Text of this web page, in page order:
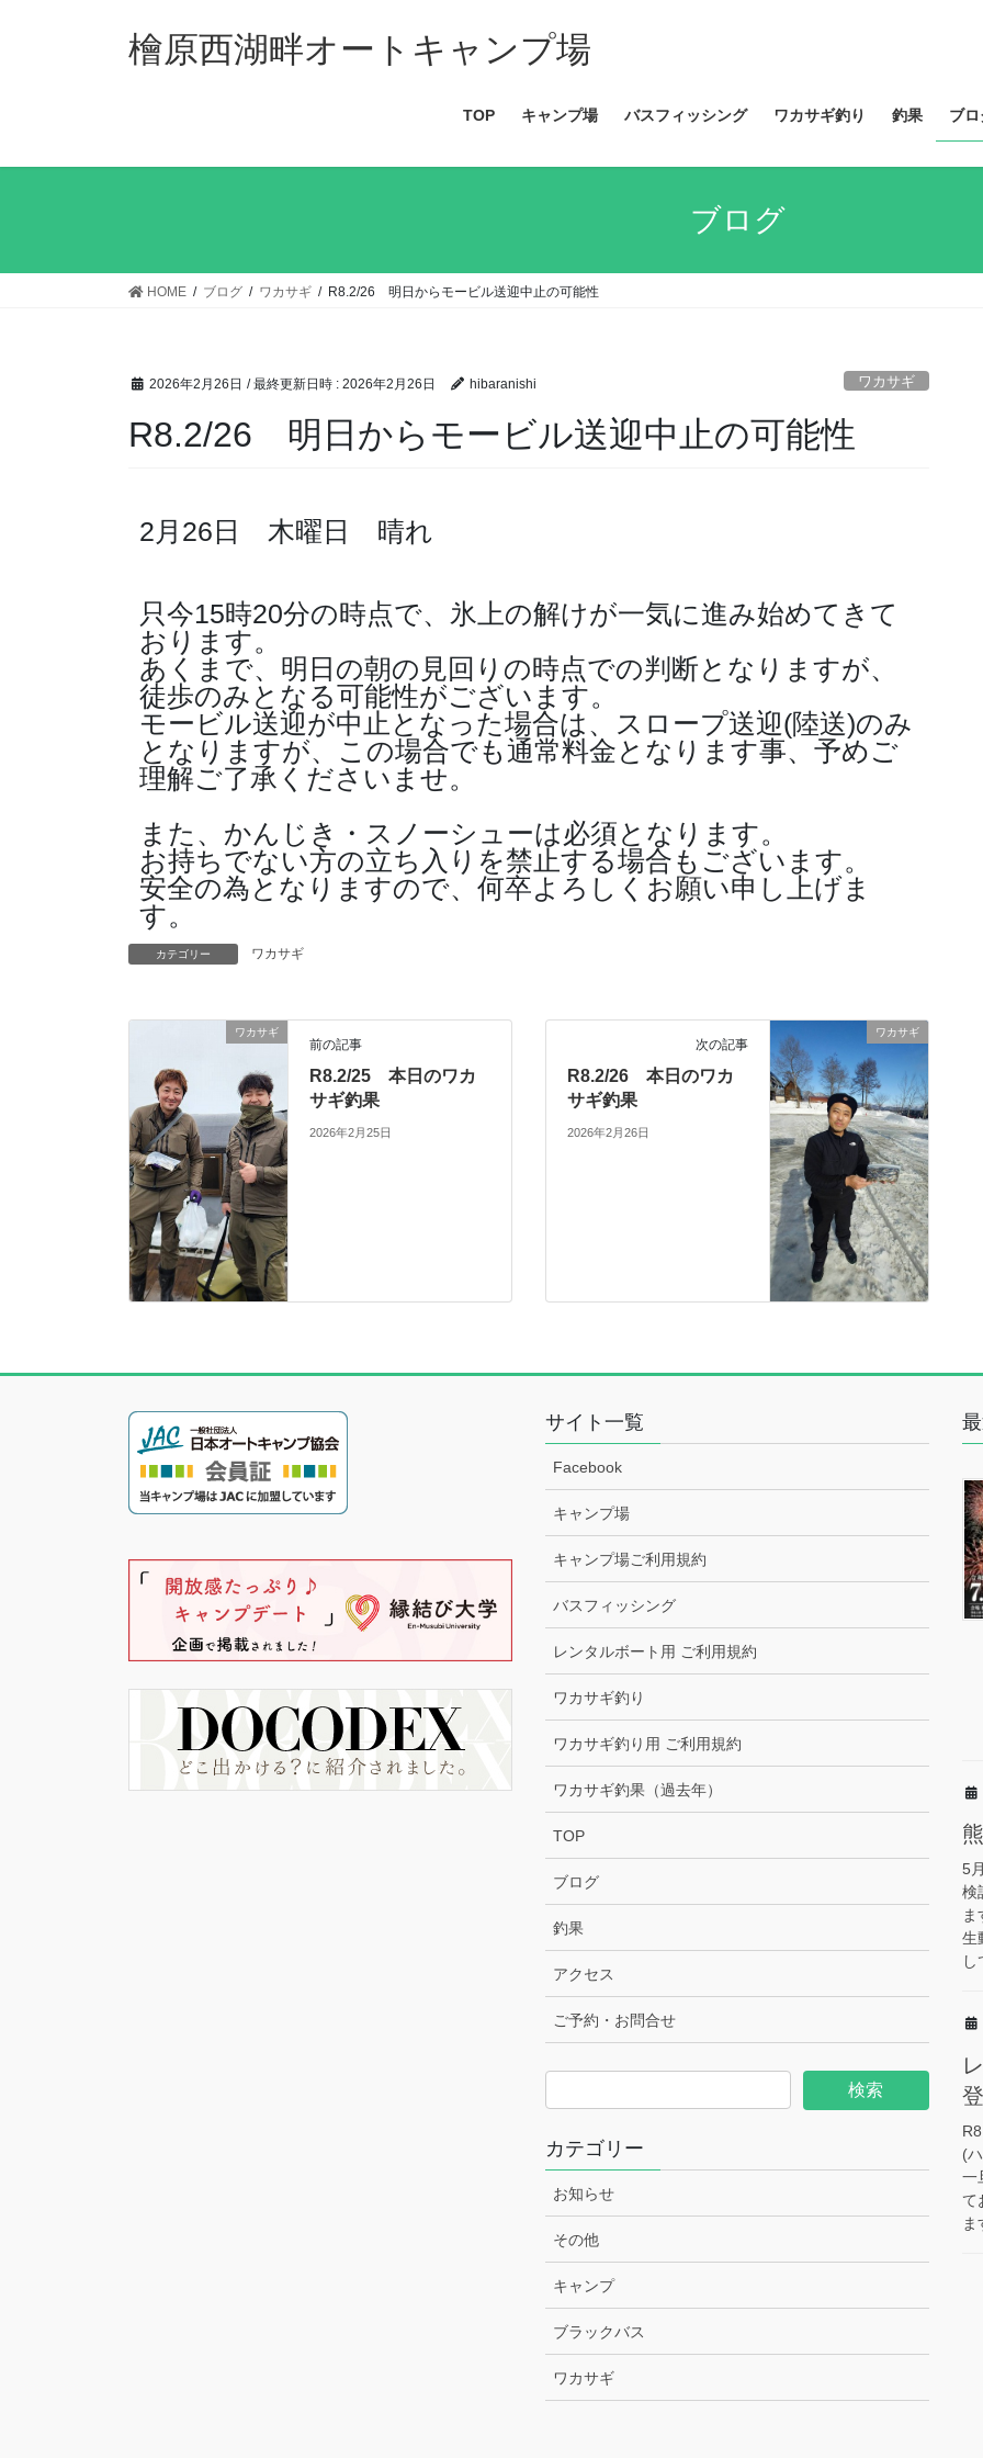
檜原西湖畔オートキャンプ場
TOP キャンプ場 バスフィッシング ワカサギ釣り 釣果 ブロ
ブログ
HOME ブログ ワカサギ R8.2/26 明日からモービル送迎中止の可能性
2026年2月26日 / 最終更新日時 : 2026年2月26日 hibaranishi ワカサギ
R8.2/26 明日からモービル送迎中止の可能性
2月26日 木曜日 晴れ
只今15時20分の時点で、氷上の解けが一気に進み始めてきて
おります。
あくまで、明日の朝の見回りの時点での判断となりますが、
徒歩のみとなる可能性がございます。
モービル送迎が中止となった場合は、スロープ送迎(陸送)のみ
となりますが、この場合でも通常料金となります事、予めご
理解ご了承くださいませ。
また、かんじき・スノーシューは必須となります。
お持ちでない方の立ち入りを禁止する場合もございます。
安全の為となりますので、何卒よろしくお願い申し上げま
す。
カテゴリー ワカサギ
ワカサギ
前の記事
R8.2/25 本日のワカ
サギ釣果
2026年2月25日
ワカサギ
次の記事
R8.2/26 本日のワカ
サギ釣果
2026年2月26日
サイト一覧
Facebook
キャンプ場
キャンプ場ご利用規約
バスフィッシング
レンタルボート用 ご利用規約
ワカサギ釣り
ワカサギ釣り用 ご利用規約
ワカサギ釣果（過去年）
TOP
ブログ
釣果
アクセス
ご予約・お問合せ
カテゴリー
お知らせ
その他
キャンプ
ブラックバス
ワカサギ
5
検
ま
生
(
一
て